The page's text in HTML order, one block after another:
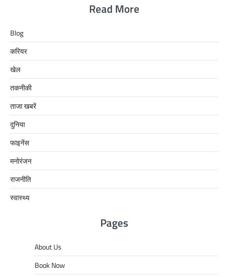
Read More
Blog
करियर
खेल
तकनीकी
ताजा खबरें
दुनिया
फाइनेंस
मनोरंजन
राजनीति
स्वास्थ्य
Pages
About Us
Book Now